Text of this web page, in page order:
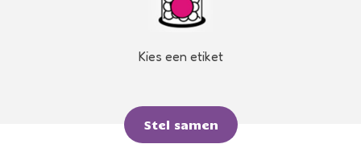
Kies een etiket
Stel samen